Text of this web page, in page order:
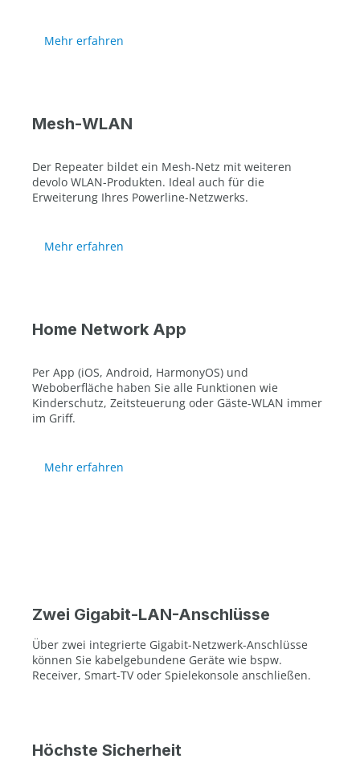
Mehr erfahren
Mesh-WLAN
Der Repeater bildet ein Mesh-Netz mit weiteren
devolo WLAN-Produkten. Ideal auch für die
Erweiterung Ihres Powerline-Netzwerks.
Mehr erfahren
Home Network App
Per App (iOS, Android, HarmonyOS) und
Weboberfläche haben Sie alle Funktionen wie
Kinderschutz, Zeitsteuerung oder Gäste-WLAN immer
im Griff.
Mehr erfahren
Zwei Gigabit-LAN-Anschlüsse
Über zwei integrierte Gigabit-Netzwerk-Anschlüsse
können Sie kabelgebundene Geräte wie bspw.
Receiver, Smart-TV oder Spielekonsole anschließen.
Höchste Sicherheit